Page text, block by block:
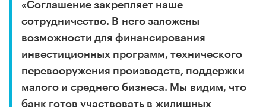
«Соглашение закрепляет наше
сотрудничество. В него заложены
возможности для финансирования
инвестиционных программ, технического
перевооружения производств, поддержки
малого и среднего бизнеса. Мы видим, что
банк готов участвовать в жилищных